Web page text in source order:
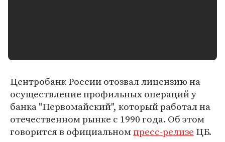
Центробанк России отозвал лицензию на
осуществление профильных операций у
банка "Первомайский", который работал на
отечественном рынке с 1990 года. Об этом
говорится в официальномпресс-релизе ЦБ.